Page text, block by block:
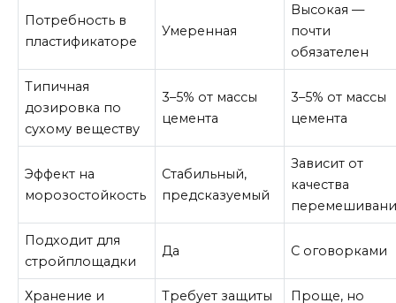
Потребность в
пластификаторе
Умеренная
Высокая —
почти
обязателен
Типичная
дозировка по
сухому веществу
3–5% от массы
цемента
3–5% от массы
цемента
Эффект на
морозостойкость
Стабильный,
предсказуемый
Зависит от
качества
Подходит для
стройплощадки
Да С оговорками
Хранение и Требует защиты Проще, но